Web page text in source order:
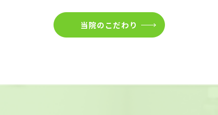
当院のこだわり